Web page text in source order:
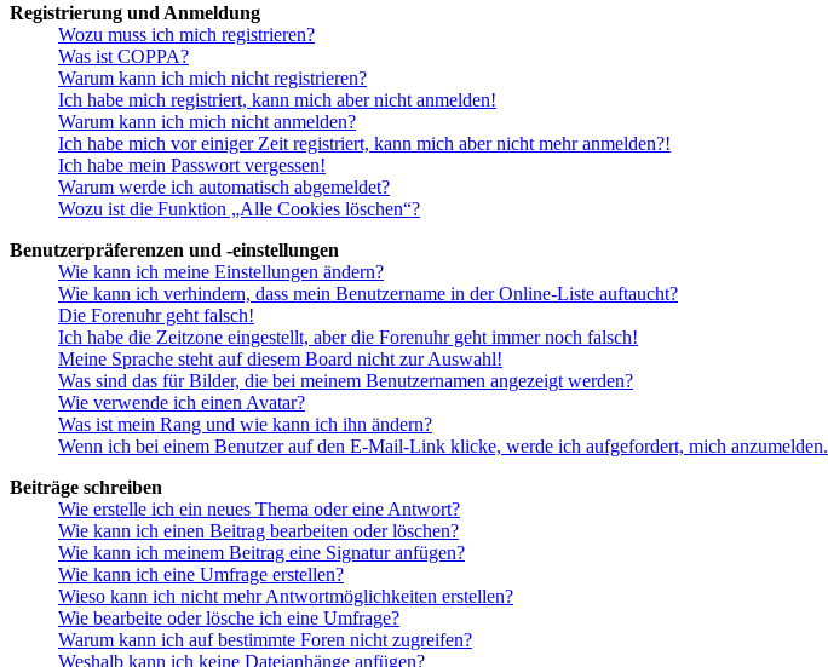
Registrierung und Anmeldung
Wozu muss ich mich registrieren?
Was ist COPPA?
Warum kann ich mich nicht registrieren?
Ich habe mich registriert, kann mich aber nicht anmelden!
Warum kann ich mich nicht anmelden?
Ich habe mich vor einiger Zeit registriert, kann mich aber nicht mehr anmelden?!
Ich habe mein Passwort vergessen!
Warum werde ich automatisch abgemeldet?
Wozu ist die Funktion „Alle Cookies löschen“?
Benutzerpräferenzen und -einstellungen
Wie kann ich meine Einstellungen ändern?
Wie kann ich verhindern, dass mein Benutzername in der Online-Liste auftaucht?
Die Forenuhr geht falsch!
Ich habe die Zeitzone eingestellt, aber die Forenuhr geht immer noch falsch!
Meine Sprache steht auf diesem Board nicht zur Auswahl!
Was sind das für Bilder, die bei meinem Benutzernamen angezeigt werden?
Wie verwende ich einen Avatar?
Was ist mein Rang und wie kann ich ihn ändern?
Wenn ich bei einem Benutzer auf den E-Mail-Link klicke, werde ich aufgefordert, mich anzumelden.
Beiträge schreiben
Wie erstelle ich ein neues Thema oder eine Antwort?
Wie kann ich einen Beitrag bearbeiten oder löschen?
Wie kann ich meinem Beitrag eine Signatur anfügen?
Wie kann ich eine Umfrage erstellen?
Wieso kann ich nicht mehr Antwortmöglichkeiten erstellen?
Wie bearbeite oder lösche ich eine Umfrage?
Warum kann ich auf bestimmte Foren nicht zugreifen?
Weshalb kann ich keine Dateianhänge anfügen?